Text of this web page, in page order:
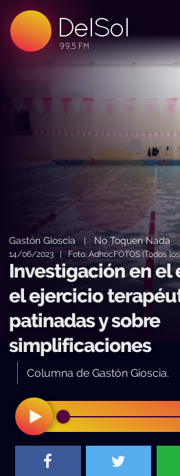
DelSol
99.5 FM
99.5 FM
99.5 FM
Gastón Gioscia | No Toquen Nada
14/06/2023 | Foto: AdhocFOTOS (Todos
Investigación en el
el ejercicio
patinadas y sobre
simplificaciones
Columna de Gastón Gioscia.